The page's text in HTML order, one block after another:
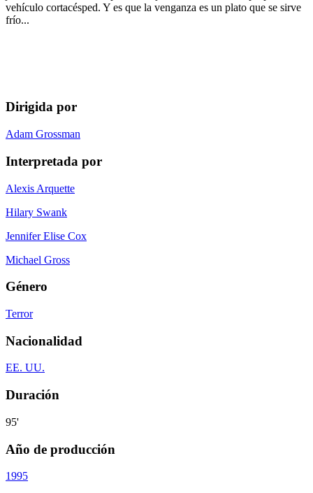
vehículo cortacésped. Y es que la venganza es un plato que se sirve
frío...
Dirigida por
Adam Grossman
Interpretada por
Alexis Arquette
Hilary Swank
Jennifer Elise Cox
Michael Gross
Género
Terror
Nacionalidad
EE. UU.
Duración
95'
Año de producción
1995